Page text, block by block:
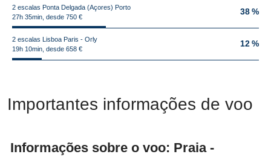
2 escalas Ponta Delgada (Açores) Porto
27h 35min, desde 750 €
38 %
2 escalas Lisboa Paris - Orly
19h 10min, desde 658 €
12 %
Importantes informações de voo
Informações sobre o voo: Praia -